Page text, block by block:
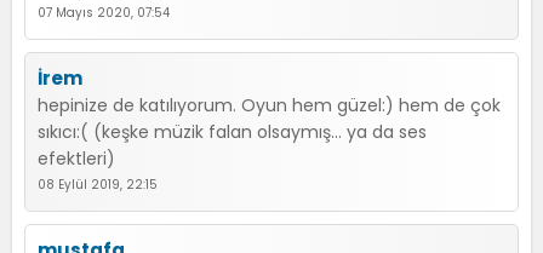
07 Mayıs 2020, 07:54
İrem
hepinize de katılıyorum. Oyun hem güzel:) hem de çok
sıkıcı:( (keşke müzik falan olsaymış... ya da ses
efektleri)
08 Eylül 2019, 22:15